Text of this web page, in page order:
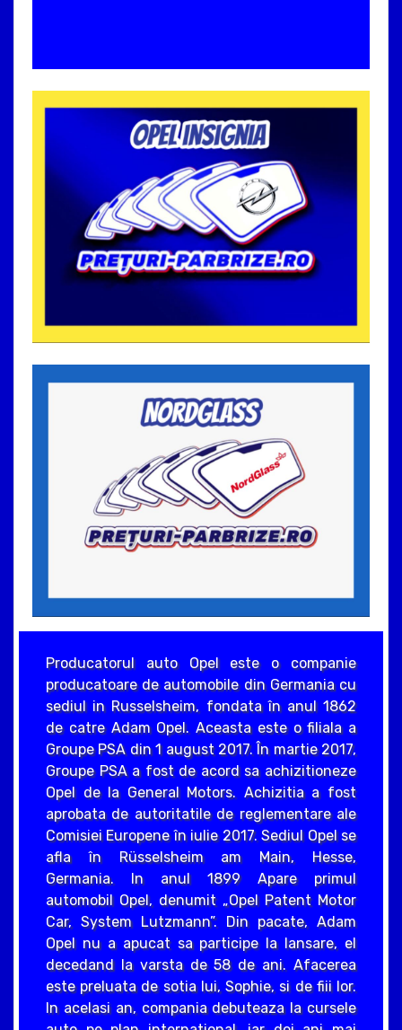
Producatorul auto Opel este o companie
producatoare de automobile din Germania cu
sediul in Russelsheim, fondata în anul 1862
de catre Adam Opel. Aceasta este o filiala a
Groupe PSA din 1 august 2017. În martie 2017,
Groupe PSA a fost de acord sa achizitioneze
Opel de la General Motors. Achizitia a fost
aprobata de autoritatile de reglementare ale
Comisiei Europene în iulie 2017. Sediul Opel se
afla în Rüsselsheim am Main, Hesse,
Germania. In anul 1899 Apare primul
automobil Opel, denumit „Opel Patent Motor
Car, System Lutzmann”. Din pacate, Adam
Opel nu a apucat sa participe la lansare, el
decedand la varsta de 58 de ani. Afacerea
este preluata de sotia lui, Sophie, si de fiii lor.
In acelasi an, compania debuteaza la cursele